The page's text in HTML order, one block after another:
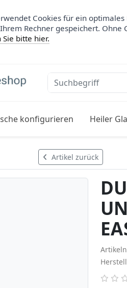
Cookies für ein
Rechner gespeichert.
bitte hier.
konfigurieren Heiler
Artikel zurück